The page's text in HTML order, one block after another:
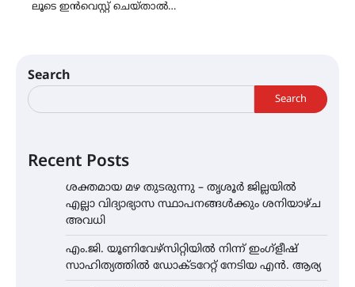
ലൂടെ ഇൻവെസ്റ്റ് ചെയ്താൽ…
Search
Search
Recent Posts
ശക്തമായ മഴ തുടരുന്നു – തൃശൂർ ജില്ലയിൽ
എല്ലാ വിദ്യാഭ്യാസ സ്ഥാപനങ്ങൾക്കും ശനിയാഴ്ച
അവധി
എം.ജി. യൂണിവേഴ്‌സിറ്റിയിൽ നിന്ന് ഇംഗ്ളീഷ്
സാഹിത്യത്തിൽ ഡോക്ടറേറ്റ് നേടിയ എൻ. ആര്യ